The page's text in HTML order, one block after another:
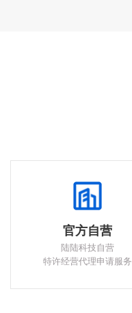
官方自营
陆陆科技自营
特许经营代理申请服务